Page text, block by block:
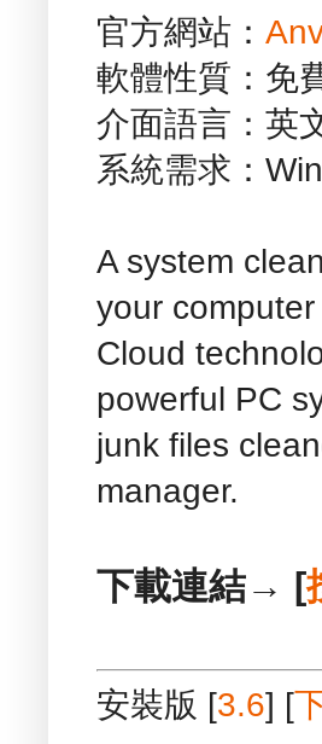
官方網站：
軟體性質：免
介面語言：英
系統需求：
A system
your
Cloud
powerful PC
junk files
manager.
下載連結→ [
安裝版 [3.6] [